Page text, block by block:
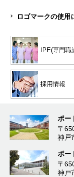
ロゴマークの使用
IPE(専門
採用情報
ポー
〒
神戸
ポー
〒
神戸